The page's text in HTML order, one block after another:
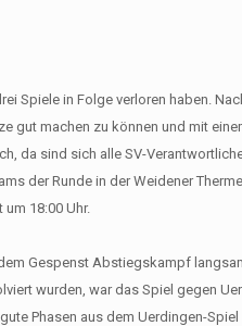
Spiele in Folge verloren haben.
gut machen zu können und mit
da sind sich alle SV-
der Runde in der Weidener
18:00 Uhr.
Gespenst Abstiegskampf
wurden, war das Spiel gegen
Phasen aus dem Uerdingen-